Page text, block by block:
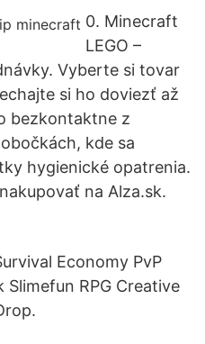
0. Minecraft
LEGO –
Vyberte si tovar
si ho doviezť až
bezkontaktne z
kde sa
hygienické opatrenia.
na Alza.sk.
Economy PvP
RPG Creative